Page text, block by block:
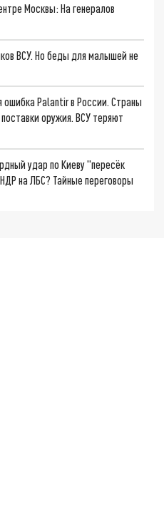
Москвы: На генералов
ВСУ. Но беды для малышей не
ошибка Palantir в России. Страны
оружия. ВСУ теряют
удар по Киеву "пересёк
на ЛБС? Тайные переговоры